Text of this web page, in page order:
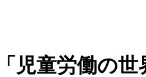
児童労働の